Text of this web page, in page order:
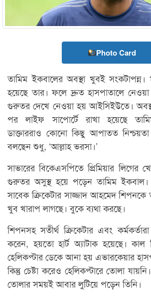
Photo Card
তামিম ইকবালের অবস্থা খুবই সংকটাপন্ন।
হয়েছে তার। ফলে দ্রুত হাসপাতালে নেওয়া
গুরুতর দেখে নেওয়া হয় আইসিইউতে।
পর লাইফ সাপোর্টে রাখা হয়েছে
ডাক্তাররাও কোনো কিছু আপাতত
বলছেন শুধু, ‘আল্লাহ ভরসা।’
সাভারের বিকেএসপিতে প্রিমিয়ার লিগের
গুরুতর অসুস্থ হয়ে পড়েন তামিম ইকবাল।
সাবেক ক্রিকেটার সাজ্জাদ আহমেদ
খুব খারাপ লাগছে। বুকে ব্যথা করছে।
শিপনসহ সতীর্থ ক্রিকেটার এবং
করেন, হয়তো হার্ট অ্যাটাক হয়েছে। কাল
হেলিকপ্টার ডেকে আনা হয় এভারকেয়ার
কিন্তু চেষ্টা করেও হেলিকপ্টারে তোলা
তোলার সময়ই আবার লুটিয়ে পড়েন তিনি।